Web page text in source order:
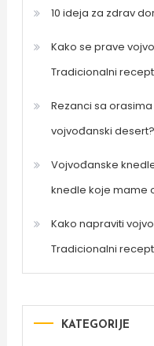
10 ideja za zdrav
Kako se prave
Tradicionalni recept
Rezanci sa
vojvođanski desert?
Vojvođanske
knedle koje mame
Kako napraviti
Tradicionalni
KATEGORIJE